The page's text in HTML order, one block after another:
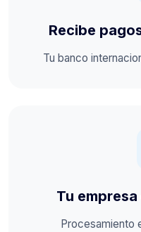
Recibe
Tu banco
Tu
Procesamiento